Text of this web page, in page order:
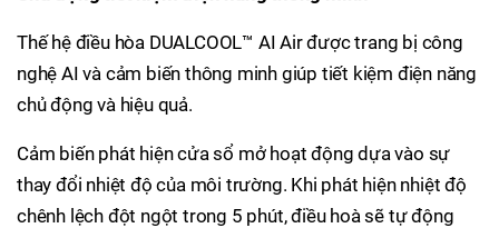
Thế hệ điều hòa DUALCOOL™ AI Air được trang bị công
nghệ AI và cảm biến thông minh giúp tiết kiệm điện năng
chủ động và hiệu quả.
Cảm biến phát hiện cửa sổ mở hoạt động dựa vào sự
thay đổi nhiệt độ của môi trường. Khi phát hiện nhiệt độ
chênh lệch đột ngột trong 5 phút, điều hoà sẽ tự động